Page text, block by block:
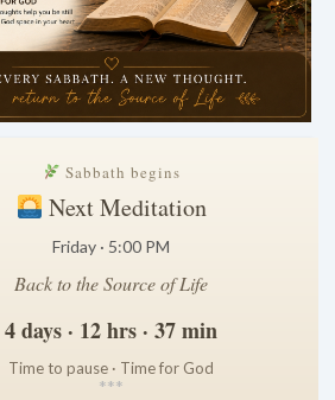
Sabbath begins
Next Meditation
Friday · 5:00 PM
Back to the Source of Life
4 days · 12 hrs · 37 min
Time to pause · Time for God
***